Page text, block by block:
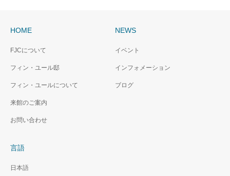
HOME
FJCについて
フィン・ユール邸
フィン・ユールについて
来館のご案内
お問い合わせ
NEWS
イベント
インフォメーション
ブログ
言語
日本語